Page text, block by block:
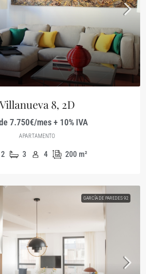
Villanueva 8, 2D
7.750€/mes + 10% IVA
APARTAMENTO
2 3 4 200 m²
GARCÍA DE PAREDES 92